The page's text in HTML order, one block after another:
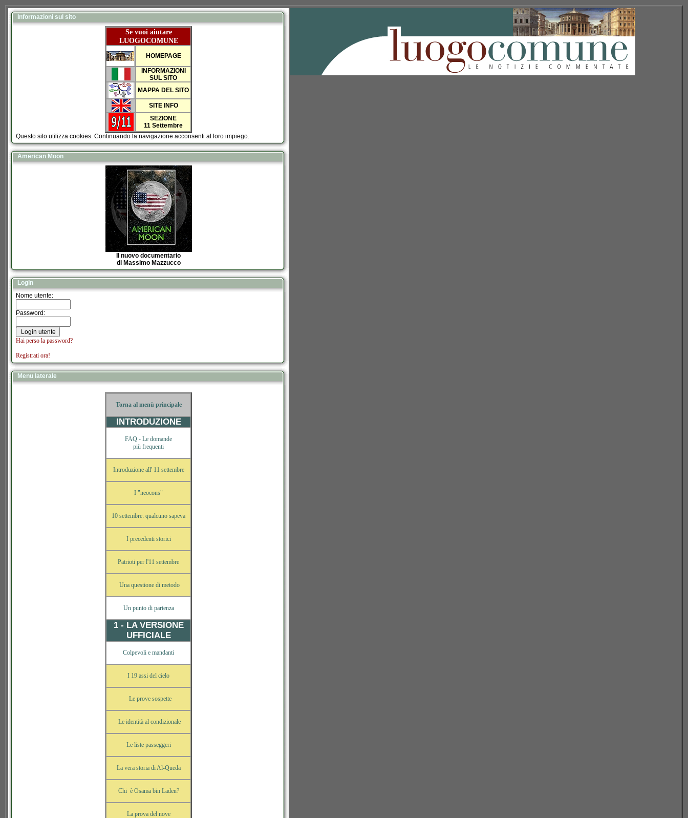
Informazioni sul sito
Se vuoi aiutare
LUOGOCOMUNE
HOMEPAGE
INFORMAZIONI
SUL SITO
MAPPA DEL SITO
SITE INFO
SEZIONE
11 Settembre
Questo sito utilizza cookies. Continuando la navigazione acconsenti al loro impiego.
American Moon
Il nuovo documentario
di Massimo Mazzucco
Login
Nome utente:
Password:
Hai perso la password?
Registrati ora!
Menu laterale
Torna al menù principale
INTRODUZIONE
FAQ - Le domande
più frequenti
Introduzione all' 11 settembre
I "neocons"
10 settembre: qualcuno sapeva
I precedenti storici
Patrioti per l'11 settembre
Una questione di metodo
Un punto di partenza
1 - LA VERSIONE
UFFICIALE
Colpevoli e mandanti
I 19 assi del cielo
Le prove sospette
Le identità al condizionale
Le liste passeggeri
La vera storia di Al-Queda
Chi è Osama bin Laden?
La prova del nove